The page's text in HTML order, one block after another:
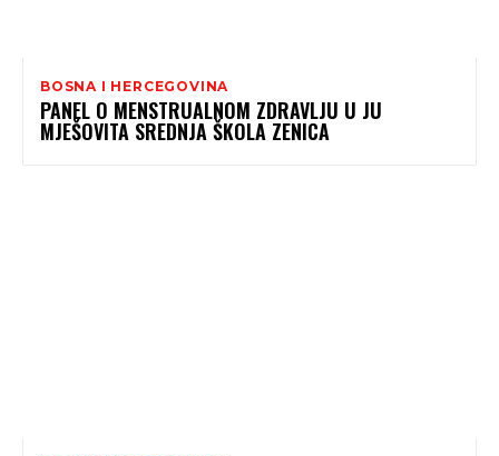
BOSNA I HERCEGOVINA
PANEL O MENSTRUALNOM ZDRAVLJU U JU
MJEŠOVITA SREDNJA ŠKOLA ZENICA